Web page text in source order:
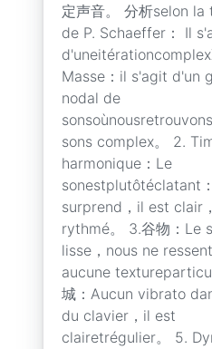
定声音。 分析selon
de P. Schaeffer： Il
Masse：il s'agit d'un
nodal de
sons complex。 2.
harmonique：Le
sonestplutôtéclatant
surprend，il est clair
rythmé。 3.谷物：Le
lisse，nous ne
aucune
城：Aucun vibrato
du clavier，il est
clairetrégulier。 5.